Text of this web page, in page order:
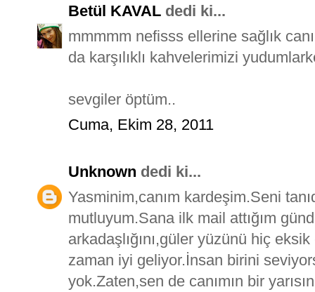
Betül KAVAL dedi ki...
mmmmm nefisss ellerine sağlık
da karşılıklı kahvelerimizi
sevgiler öptüm..
Cuma, Ekim 28, 2011
Unknown dedi ki...
Yasminim,canım kardeşim.Seni
mutluyum.Sana ilk mail attığım
arkadaşlığını,güler yüzünü hiç
zaman iyi geliyor.İnsan birini
yok.Zaten,sen de canımın bir